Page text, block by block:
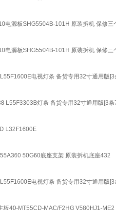
电源板SHG5504B-101H 原装拆机 保修三
电源板SHG5504B-101H 原装拆机 保修三
电视灯条 备货专用32寸通用版
L55F3303B灯条 备货专用32寸通用版[3条
L32F1600E
50G60底座支架 原装拆机底座432
电视灯条 备货专用32寸通用版
40-MT55CD-MAC/F2HG V580HJ1-ME2